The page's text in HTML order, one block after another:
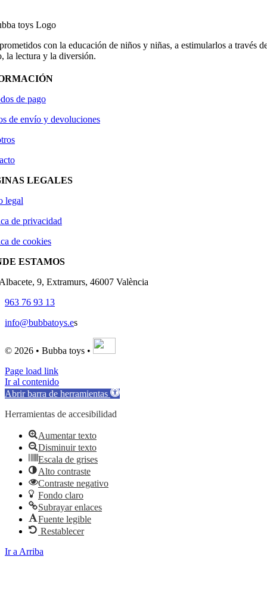
con la educación de niños y niñas, a estimularlos a través
la lectura y la diversión.
de pago
de envío y devoluciones
LEGALES
legal
de privacidad
de cookies
ESTAMOS
9, Extramurs, 46007 València
963 76 93 13
info@bubbatoys.es
© 2026 • Bubba toys •
Page load link
Ir al contenido
Abrir barra de herramientas
Herramientas de accesibilidad
Aumentar texto
Disminuir texto
Escala de grises
Alto contraste
Contraste negativo
Fondo claro
Subrayar enlaces
Fuente legible
Restablecer
Ir a Arriba